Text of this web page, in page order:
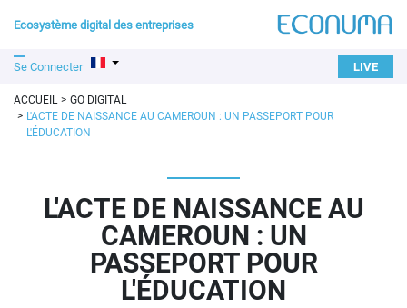
Ecosystème digital des entreprises
Se Connecter LIVE
ACCUEIL
GO DIGITAL
L'ACTE DE NAISSANCE AU CAMEROUN : UN PASSEPORT POUR
L'ÉDUCATION
L'ACTE DE NAISSANCE AU
CAMEROUN : UN
PASSEPORT POUR
L'ÉDUCATION